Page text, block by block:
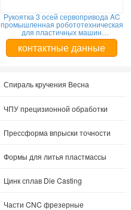
Рукоятка 3 осей сервопривода AC
промышленная робототехническая
для пластичных машин
инжекционного метода литья
контактные данные
Спираль кручения Весна
ЧПУ прецизионной обработки
Прессформа впрыски точности
Формы для литья пластмассы
Цинк сплав Die Casting
Части CNC фрезерные